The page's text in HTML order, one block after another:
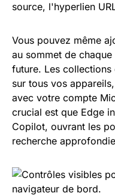
source, l'hyperlien
Vous pouvez même
au sommet de
future. Les collections
sur tous vos
avec votre compte
crucial est que Edge
Copilot, ouvrant les
recherche